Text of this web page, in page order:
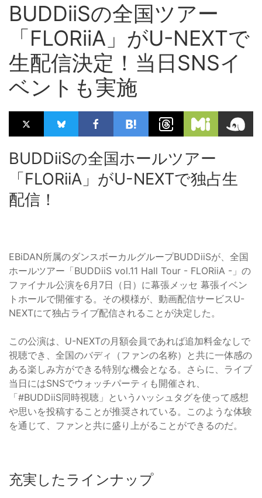
BUDDiiSの全国ツアー
「FLORiiA」がU-NEXTで
生配信決定！当日SNSイ
ベントも実施
BUDDiiSの全国ホールツアー
「FLORiiA」がU-NEXTで独占生
配信！
EBiDAN所属のダンスボーカルグループBUDDiiSが、全国
ホールツアー「BUDDiiS vol.11 Hall Tour - FLORiiA -」の
ファイナル公演を6月7日（日）に幕張メッセ 幕張イベン
トホールで開催する。その模様が、動画配信サービスU-
NEXTにて独占ライブ配信されることが決定した。
この公演は、U-NEXTの月額会員であれば追加料金なしで
視聴でき、全国のバディ（ファンの名称）と共に一体感の
ある楽しみ方ができる特別な機会となる。さらに、ライブ
当日にはSNSでウォッチパーティも開催され、
「#BUDDiiS同時視聴」というハッシュタグを使って感想
や思いを投稿することが推奨されている。このような体験
を通じて、ファンと共に盛り上がることができるのだ。
充実したラインナップ